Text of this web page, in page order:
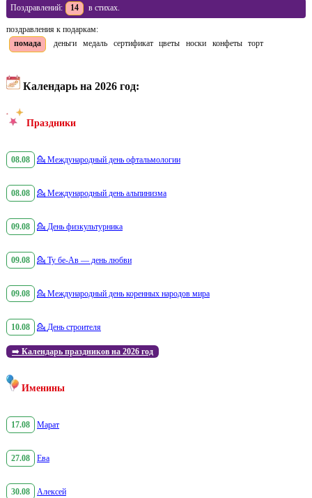
Поздравлений: 14 в стихах.
поздравления к подаркам:
помада
деньги медаль сертификат цветы носки конфеты торт
Календарь на 2026 год:
Праздники
08.08 💁 Международный день офтальмологии
08.08 💁 Международный день альпинизма
09.08 💁 День физкультурника
09.08 💁 Ту бе-Ав — день любви
09.08 💁 Международный день коренных народов мира
10.08 💁 День строителя
➡️ Календарь праздников на 2026 год
Именины
17.08 Марат
27.08 Ева
30.08 Алексей